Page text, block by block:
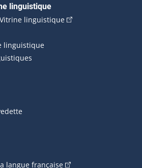
linguistique
linguistique(Cet hyperlien
linguistique
langue française(Cet hyperlien